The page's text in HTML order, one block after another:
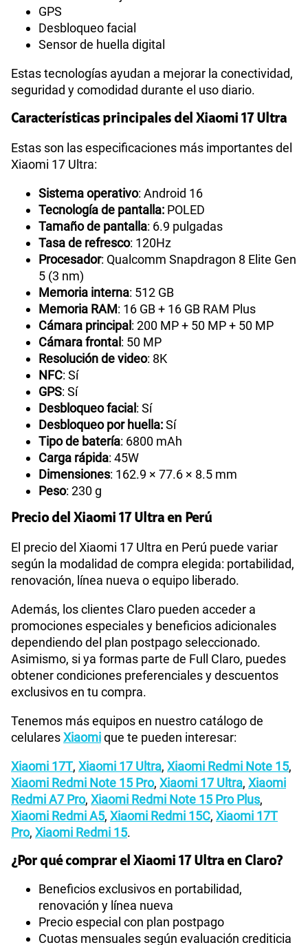
GPS
Desbloqueo facial
Sensor de huella digital
Estas tecnologías ayudan a mejorar la conectividad,
seguridad y comodidad durante el uso diario.
Características principales del Xiaomi 17 Ultra
Estas son las especificaciones más importantes del
Xiaomi 17 Ultra:
Sistema operativo: Android 16
Tecnología de pantalla: POLED
Tamaño de pantalla: 6.9 pulgadas
Tasa de refresco: 120Hz
Procesador: Qualcomm Snapdragon 8 Elite Gen
5 (3 nm)
Memoria interna: 512 GB
Memoria RAM: 16 GB + 16 GB RAM Plus
Cámara principal : 200 MP + 50 MP + 50 MP
Cámara frontal : 50 MP
Resolución de video: 8K
NFC: Sí
GPS: Sí
Desbloqueo facial : Sí
Desbloqueo por huella:Sí
Tipo de batería: 6800 mAh
Carga rápida: 45W
Dimensiones: 162.9 × 77.6 × 8.5 mm
Peso: 230 g
Precio del Xiaomi 17 Ultra en Perú
El precio del Xiaomi 17 Ultra en Perú puede variar
según la modalidad de compra elegida: portabilidad,
renovación, línea nueva o equipo liberado.
Además, los clientes Claro pueden acceder a
promociones especiales y beneficios adicionales
dependiendo del plan postpago seleccionado.
Asimismo, si ya formas parte de Full Claro, puedes
obtener condiciones preferenciales y descuentos
exclusivos en tu compra.
Tenemos más equipos en nuestro catálogo de
celularesXiaomique te pueden interesar:
Xiaomi 17T, Xiaomi 17 Ultra, Xiaomi Redmi Note 15,
Xiaomi Redmi Note 15 Pro, Xiaomi 17 Ultra, Xiaomi
Redmi A7 Pro, Xiaomi Redmi Note 15 Pro Plus,
Xiaomi Redmi A5, Xiaomi Redmi 15C, Xiaomi 17T
Pro, Xiaomi Redmi 15.
¿Por qué comprar el Xiaomi 17 Ultra en Claro?
Beneficios exclusivos en portabilidad,
renovación y línea nueva
Precio especial con plan postpago
Cuotas mensuales según evaluación crediticia